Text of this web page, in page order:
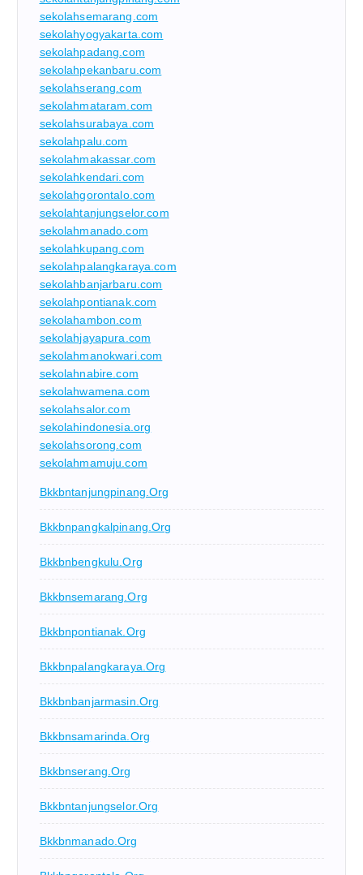
sekolahsemarang.com
sekolahyogyakarta.com
sekolahpadang.com
sekolahpekanbaru.com
sekolahserang.com
sekolahmataram.com
sekolahsurabaya.com
sekolahpalu.com
sekolahmakassar.com
sekolahkendari.com
sekolahgorontalo.com
sekolahtanjungselor.com
sekolahmanado.com
sekolahkupang.com
sekolahpalangkaraya.com
sekolahbanjarbaru.com
sekolahpontianak.com
sekolahambon.com
sekolahjayapura.com
sekolahmanokwari.com
sekolahnabire.com
sekolahwamena.com
sekolahsalor.com
sekolahindonesia.org
sekolahsorong.com
sekolahmamuju.com
Bkkbntanjungpinang.org
Bkkbnpangkalpinang.org
Bkkbnbengkulu.org
Bkkbnsemarang.org
Bkkbnpontianak.org
Bkkbnpalangkaraya.org
Bkkbnbanjarmasin.org
Bkkbnsamarinda.org
Bkkbnserang.org
Bkkbntanjungselor.org
Bkkbnmanado.org